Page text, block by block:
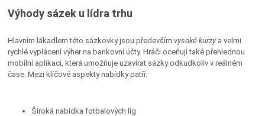
Výhody sázek u lídra trhu
Hlavním lákadlem této sázkovky jsou především vysoké kurzya velmi
rychlé vyplácení výher na bankovní účty. Hráči oceňují také přehlednou
mobilní aplikaci, která umožňuje uzavírat sázky odkudkoliv v reálném
čase. Mezi klíčové aspekty nabídky patří:
Široká nabídka fotbalových lig